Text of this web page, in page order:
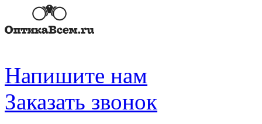
Напишите нам
Заказать звонок